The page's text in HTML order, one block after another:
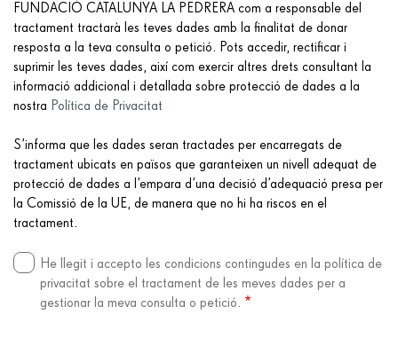
FUNDACIÓ CATALUNYA LA PEDRERA com a responsable del
tractament tractarà les teves dades amb la finalitat de donar
resposta a la teva consulta o petició. Pots accedir, rectificar i
suprimir les teves dades, així com exercir altres drets consultant la
informació addicional i detallada sobre protecció de dades a la
nostra Política de Privacitat
S’informa que les dades seran tractades per encarregats de
tractament ubicats en països que garanteixen un nivell adequat de
protecció de dades a l’empara d’una decisió d’adequació presa per
la Comissió de la UE, de manera que no hi ha riscos en el
tractament.
He llegit i accepto les condicions contingudes en la política de
privacitat sobre el tractament de les meves dades per a
gestionar la meva consulta o petició.